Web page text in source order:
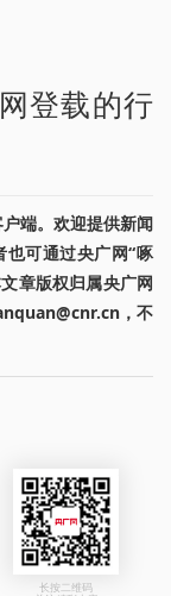
登载的行
端。欢迎提供新闻
可通过央广网“啄
章版权归属央广网
，不
长按二维码